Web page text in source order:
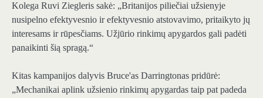
Kolega Ruvi Ziegleris sakė: „Britanijos piliečiai užsienyje
nusipelno efektyvesnio ir efektyvesnio atstovavimo, pritaikyto jų
interesams ir rūpesčiams. Užjūrio rinkimų apygardos gali padėti
panaikinti šią spragą.“
Kitas kampanijos dalyvis Bruce'as Darringtonas pridūrė:
„Mechanikai aplink užsienio rinkimų apygardas taip pat padeda